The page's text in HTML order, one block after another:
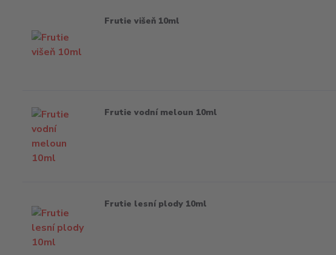
Frutie višeň 10ml
Frutie vodní meloun 10ml
Frutie lesní plody 10ml